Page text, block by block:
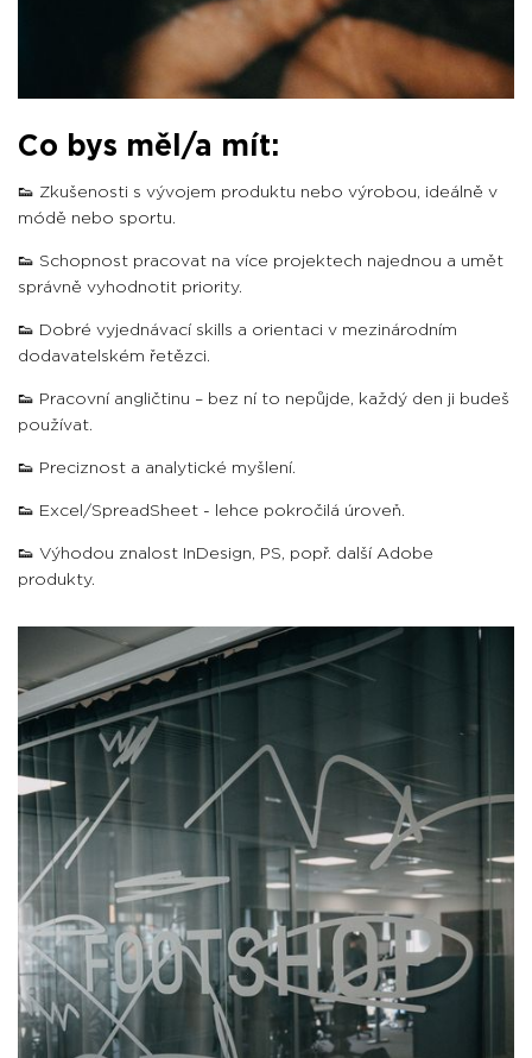
Co bys měl/a mít:
👟 Zkušenosti s vývojem produktu nebo výrobou, ideálně v
módě nebo sportu.
👟 Schopnost pracovat na více projektech najednou a umět
správně vyhodnotit priority.
👟 Dobré vyjednávací skills a orientaci v mezinárodním
dodavatelském řetězci.
👟 Pracovní angličtinu – bez ní to nepůjde, každý den ji budeš
používat.
👟 Preciznost a analytické myšlení.
👟 Excel/SpreadSheet - lehce pokročilá úroveň.
👟 Výhodou znalost InDesign, PS, popř. další Adobe
produkty.